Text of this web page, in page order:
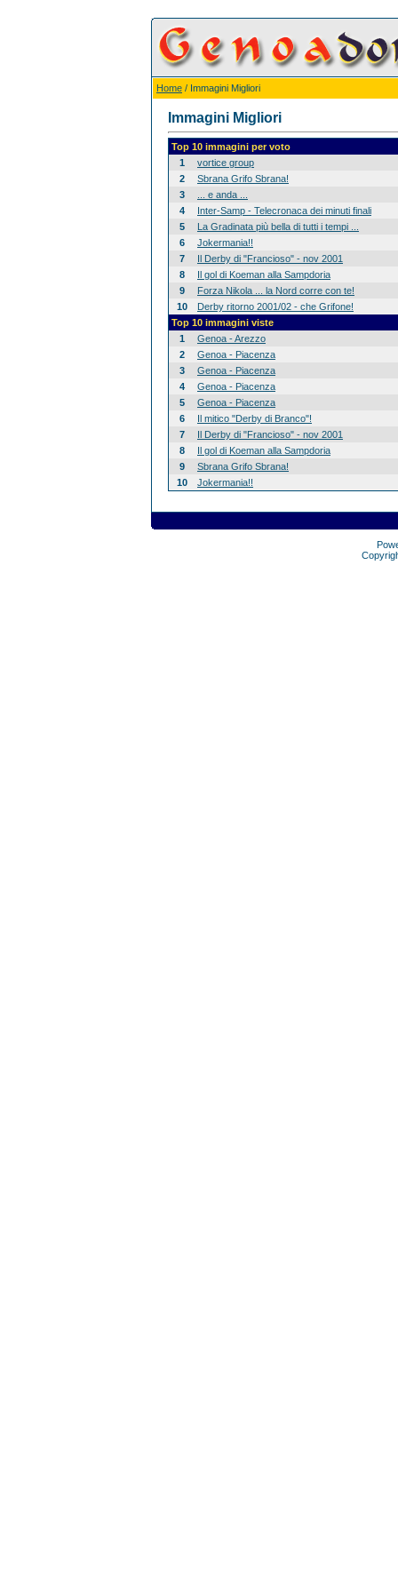
Home / Immagini Migliori
Immagini Migliori
Top 10 immagini per voto
1
vortice group
2
Sbrana Grifo Sbrana!
3
... e anda ...
4
Inter-Samp - Telecronaca dei minuti finali
5
La Gradinata più bella di tutti i tempi ...
6
Jokermania!!
7
Il Derby di "Francioso" - nov 2001
8
Il gol di Koeman alla Sampdoria
9
Forza Nikola ... la Nord corre con te!
10
Derby ritorno 2001/02 - che Grifone!
Top 10 immagini viste
1
Genoa - Arezzo
2
Genoa - Piacenza
3
Genoa - Piacenza
4
Genoa - Piacenza
5
Genoa - Piacenza
6
Il mitico "Derby di Branco"!
7
Il Derby di "Francioso" - nov 2001
8
Il gol di Koeman alla Sampdoria
9
Sbrana Grifo Sbrana!
10
Jokermania!!